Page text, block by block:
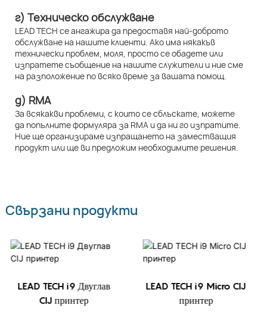
г) Техническо обслужване
LEAD TECH се ангажира да предоставя най-доброто
обслужване на нашите клиенти. Ако има някакъв
технически проблем, моля, просто се обадете или
изпратете съобщение на нашите служители и ние сме
на разположение по всяко време за вашата помощ.
д) RMA
За всякакви проблеми, с които се сблъскате, можете
да попълните формуляра за RMA и да ни го изпратите.
Ние ще организираме изпращането на заместващия
продукт или ще ви предложим необходимите решения.
Свързани продукти
LEAD TECH i9 Двуглав
CIJ принтер
LEAD TECH i9 Micro CIJ
принтер